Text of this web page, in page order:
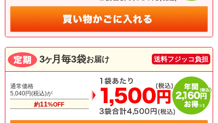
3ヶ月毎3袋お届け 送料フジッコ負担
通常価格
5,040円(税込)が
約11%OFF